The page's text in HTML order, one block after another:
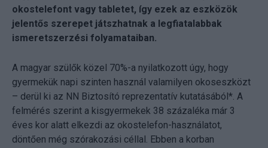
okostelefont vagy tabletet, így ezek az eszközök
jelentős szerepet játszhatnak a legfiatalabbak
ismeretszerzési folyamataiban.
A magyar szülők közel 70%-a nyilatkozott úgy, hogy
gyermekük napi szinten használ valamilyen okoseszközt
– derül ki az NN Biztosító reprezentatív kutatásából*. A
felmérés szerint a kisgyermekek 38 százaléka már 3
éves kor alatt elkezdi az okostelefon-használatot,
döntően még szórakozási céllal. Ebben a korban